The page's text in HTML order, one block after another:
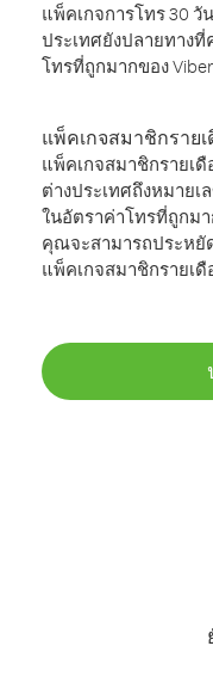
แพ็คเกจการโทร 30
ประเทศยังปลายทาง
โทรที่ถูกมากของ Viber
แพ็คเกจสมาชิกราย
แพ็คเกจสมาชิกรายเ
ต่างประเทศถึงหมาย
ในอัตราค่าโทรที่ถูกม
คุณจะสามารถประห
แพ็คเกจสมาชิกรายเ